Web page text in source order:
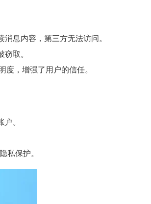
息内容，第三方无法访问。
取。
，增强了用户的信任。
。
私保护。